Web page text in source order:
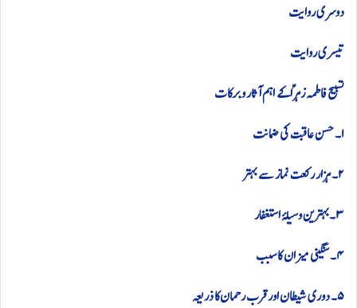
دوسری روایت
تیسری روایت
تسبیح فاطمہ زہراؑ کے اہم آثار و برکات
۱۔ حسن عاقبت کی ضمانت
۲۔ ہزار رکعت نماز سے بہتر
۳۔بہترین وسیلۂ استغفار
۴۔ سنگینی میزان کا سبب
۵۔ دوری شیطان اور قرب رحمان کا ذریعہ